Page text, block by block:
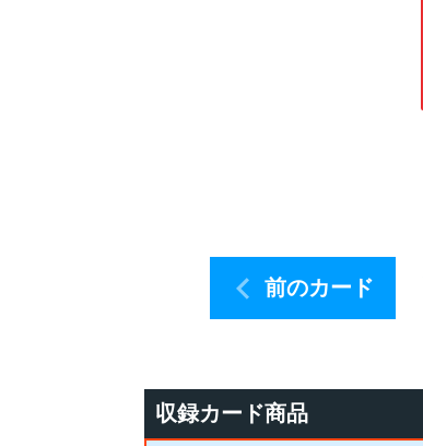
前のカード
収録カード商品